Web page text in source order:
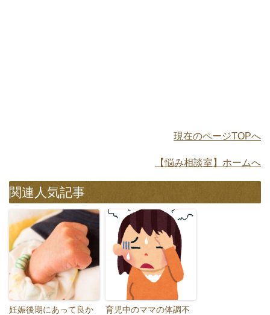
現在のページTOPへ
【悩み相談室】ホームへ
関連人気記事
妊娠後期にあって良か
育児中のママの体調不